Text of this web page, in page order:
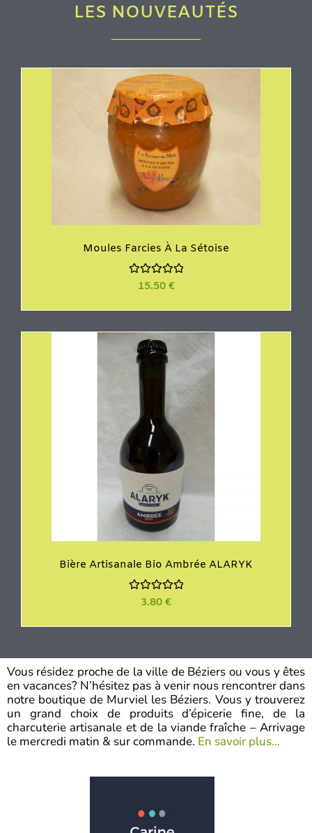
LES NOUVEAUTÉS
Moules Farcies À La Sétoise
e
s
15.50 €
Bière Artisanale Bio Ambrée ALARYK
e
u
5
3.80 €
Vous résidez proche de la ville de Béziers ou vous y êtes
en vacances? N’hésitez pas à venir nous rencontrer dans
notre boutique de Murviel les Béziers. Vous y trouverez
un grand choix de produits d’épicerie fine, de la
charcuterie artisanale et de la viande fraîche – Arrivage
le mercredi matin & sur commande. En savoir plus…